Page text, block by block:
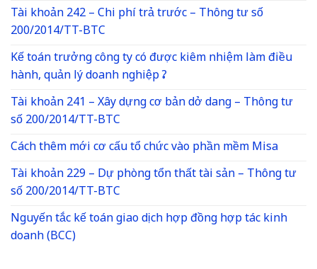
Tài khoản 242 – Chi phí trả trước – Thông tư số
200/2014/TT-BTC
Kế toán trưởng công ty có được kiêm nhiệm làm điều
hành, quản lý doanh nghiệp ?
Tài khoản 241 – Xây dựng cơ bản dở dang – Thông tư
số 200/2014/TT-BTC
Cách thêm mới cơ cấu tổ chức vào phần mềm Misa
Tài khoản 229 – Dự phòng tổn thất tài sản – Thông tư
số 200/2014/TT-BTC
Nguyến tắc kế toán giao dịch hợp đồng hợp tác kinh
doanh (BCC)